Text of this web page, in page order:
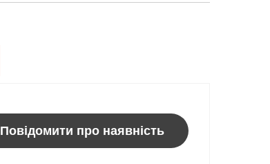
Повідомити про наявність